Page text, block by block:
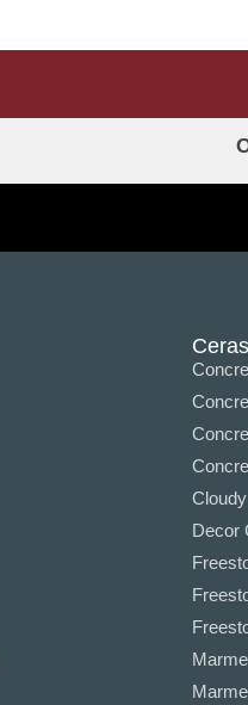
Cloudy
Decor